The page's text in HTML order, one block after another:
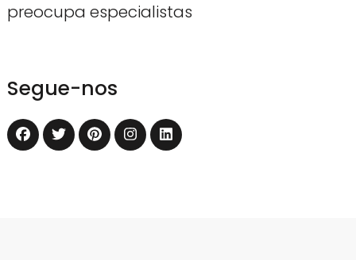
preocupa especialistas
Segue-nos